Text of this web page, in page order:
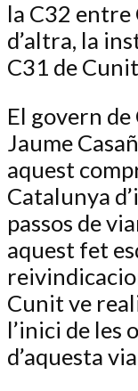
la C32 entre
d’altra, la
C31 de
El govern de
Jaume
aquest
Catalunya
passos de
aquest fet
Cunit ve
l’inici de les
d’aquesta